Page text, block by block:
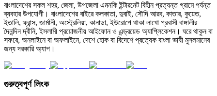
বাংলাদেশের সকল শহর, জেলা, উপজেলা এমনকি ইন্টারনেট বিহীন প্রত্যন্ত গ্রামে পর্যন্ত
ব্যবহার উপযোগী। বাংলাদেশের বাইরে কলকাতা, দুবাই, সৌদি আরব, কাতার, কুয়েত,
ইতালি, ফ্রান্স, জার্মানী, অস্ট্রেলিয়া, কানাডা, ইউরোপে থাকা লাখো প্রবাসী বাঙ্গালীর
দৈনন্দিন দ্বীনি, ইসলামী প্রয়োজনীয় আইফোন ও এন্ড্রয়েড অ্যাপ্লিকেশন। ঘরে থাকুন বা
সফরে, অনলাইনে বা অফলাইনে, দেশে হোক বা বিদেশে প্রত্যেক বাংলা ভাষী মুসলমানের
জন্য দরকারি অ্যাপ।
গুরুত্বপূর্ণ লিংক